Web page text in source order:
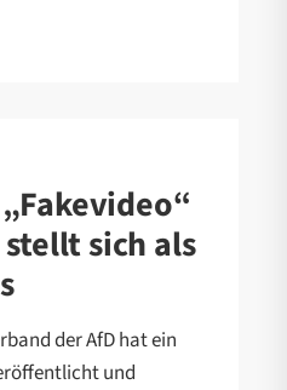
sich als
der AfD hat ein
und